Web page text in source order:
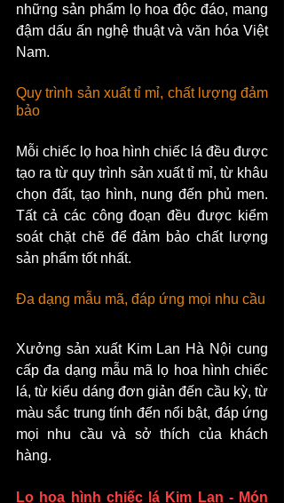
những sản phẩm lọ hoa độc đáo, mang
đậm dấu ấn nghệ thuật và văn hóa Việt
Nam.
Quy trình sản xuất tỉ mỉ, chất lượng đảm
bảo
Mỗi chiếc lọ hoa hình chiếc lá đều được
tạo ra từ quy trình sản xuất tỉ mỉ, từ khâu
chọn đất, tạo hình, nung đến phủ men.
Tất cả các công đoạn đều được kiểm
soát chặt chẽ để đảm bảo chất lượng
sản phẩm tốt nhất.
Đa dạng mẫu mã, đáp ứng mọi nhu cầu
Xưởng sản xuất Kim Lan Hà Nội cung
cấp đa dạng mẫu mã lọ hoa hình chiếc
lá, từ kiểu dáng đơn giản đến cầu kỳ, từ
màu sắc trung tính đến nổi bật, đáp ứng
mọi nhu cầu và sở thích của khách
hàng.
Lọ hoa hình chiếc lá Kim Lan - Món